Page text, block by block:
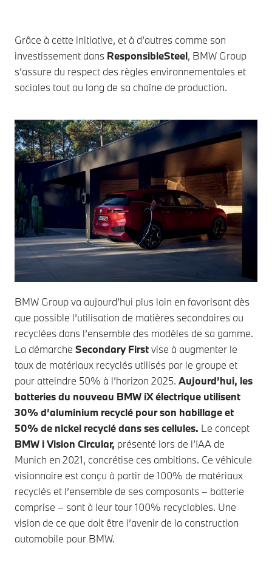
Grâce à cette initiative, et à d’autres comme son
investissement dans ResponsibleSteel, BMW Group
s’assure du respect des règles environnementales et
sociales tout au long de sa chaîne de production.
BMW Group va aujourd’hui plus loin en favorisant dès
que possible l’utilisation de matières secondaires ou
recyclées dans l’ensemble des modèles de sa gamme.
La démarche Secondary Firstvise à augmenter le
taux de matériaux recyclés utilisés par le groupe et
pour atteindre 50% à l’horizon 2025. Aujourd’hui, les
batteries du nouveau BMW iX électrique utilisent
30% d’aluminium recyclé pour son habillage et
50% de nickel recyclé dans ses cellules. Le concept
BMW i Vision Circular, présenté lors de l’IAA de
Munich en 2021, concrétise ces ambitions. Ce véhicule
visionnaire est conçu à partir de 100% de matériaux
recyclés et l’ensemble de ses composants – batterie
comprise – sont à leur tour 100% recyclables. Une
vision de ce que doit être l’avenir de la construction
automobile pour BMW.